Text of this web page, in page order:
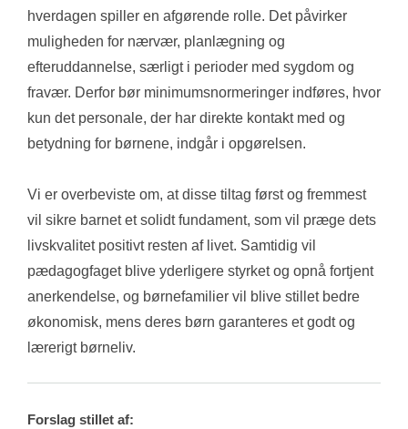
hverdagen spiller en afgørende rolle. Det påvirker
muligheden for nærvær, planlægning og
efteruddannelse, særligt i perioder med sygdom og
fravær. Derfor bør minimumsnormeringer indføres, hvor
kun det personale, der har direkte kontakt med og
betydning for børnene, indgår i opgørelsen.
Vi er overbeviste om, at disse tiltag først og fremmest
vil sikre barnet et solidt fundament, som vil præge dets
livskvalitet positivt resten af livet. Samtidig vil
pædagogfaget blive yderligere styrket og opnå fortjent
anerkendelse, og børnefamilier vil blive stillet bedre
økonomisk, mens deres børn garanteres et godt og
lærerigt børneliv.
Forslag stillet af: